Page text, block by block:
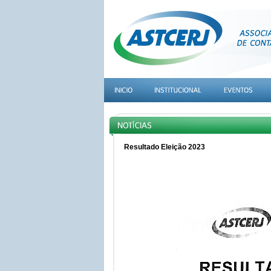
Resultado Eleição 2023